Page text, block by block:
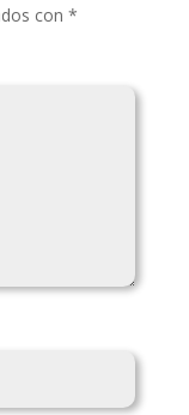
con *